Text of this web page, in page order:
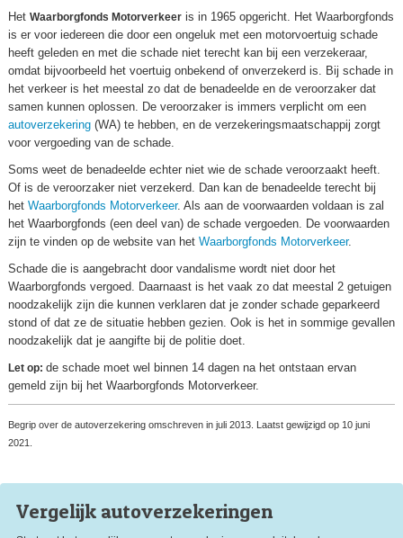
Het Waarborgfonds Motorverkeer is in 1965 opgericht. Het Waarborgfonds
is er voor iedereen die door een ongeluk met een motorvoertuig schade
heeft geleden en met die schade niet terecht kan bij een verzekeraar,
omdat bijvoorbeeld het voertuig onbekend of onverzekerd is. Bij schade in
het verkeer is het meestal zo dat de benadeelde en de veroorzaker dat
samen kunnen oplossen. De veroorzaker is immers verplicht om een
autoverzekering (WA) te hebben, en de verzekeringsmaatschappij zorgt
voor vergoeding van de schade.
Soms weet de benadeelde echter niet wie de schade veroorzaakt heeft.
Of is de veroorzaker niet verzekerd. Dan kan de benadeelde terecht bij
het Waarborgfonds Motorverkeer. Als aan de voorwaarden voldaan is zal
het Waarborgfonds (een deel van) de schade vergoeden. De voorwaarden
zijn te vinden op de website van het Waarborgfonds Motorverkeer.
Schade die is aangebracht door vandalisme wordt niet door het
Waarborgfonds vergoed. Daarnaast is het vaak zo dat meestal 2 getuigen
noodzakelijk zijn die kunnen verklaren dat je zonder schade geparkeerd
stond of dat ze de situatie hebben gezien. Ook is het in sommige gevallen
noodzakelijk dat je aangifte bij de politie doet.
Let op: de schade moet wel binnen 14 dagen na het ontstaan ervan
gemeld zijn bij het Waarborgfonds Motorverkeer.
Begrip over de autoverzekering omschreven in juli 2013. Laatst gewijzigd op 10 juni
2021.
Vergelijk autoverzekeringen